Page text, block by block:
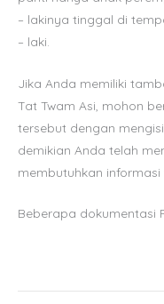
– lakinya tinggal di
– laki.
Jika Anda memiliki
Tat Twam Asi, mohon
tersebut dengan
demikian Anda telah
membutuhkan informasi
Beberapa dokumentasi